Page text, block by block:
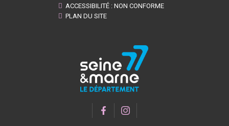
ACCESSIBILITÉ : NON CONFORME
PLAN DU SITE